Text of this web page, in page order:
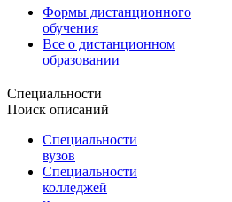
Формы дистанционного
обучения
Все о дистанционном
образовании
Специальности
Поиск описаний
Специальности
вузов
Специальности
колледжей